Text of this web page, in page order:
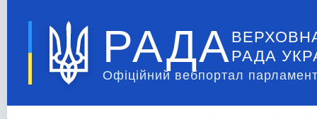
РАДА РАДА
Офіційний вебпортал